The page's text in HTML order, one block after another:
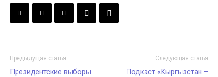
Предыдущая статья
Президентские выборы
Следующая статья
Подкаст «Кыргызстан –